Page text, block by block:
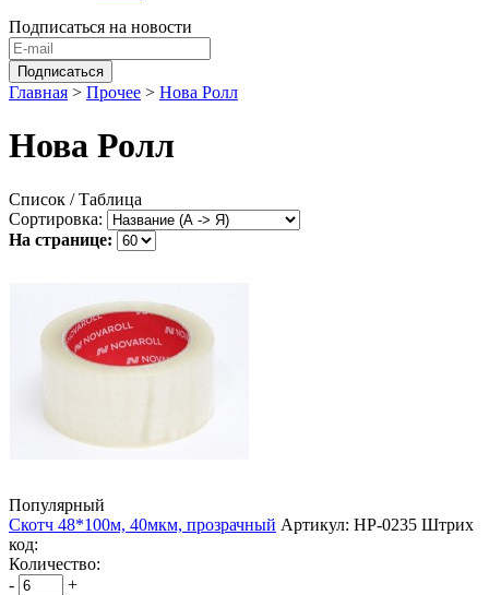
Подписаться на новости
Главная > Прочее > Нова Ролл
Нова Ролл
Список / Таблица
Сортировка:
На странице:
Популярный
Скотч 48*100м, 40мкм, прозрачный Артикул: НР-0235 Штрих
код:
Количество:
-
+